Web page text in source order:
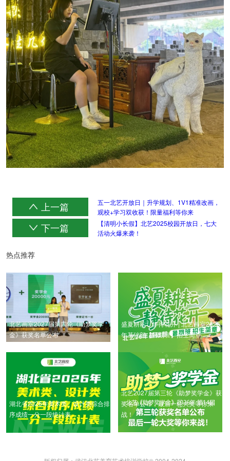
上一篇
五一北艺开放日｜升学规划、1V1精准改画，
观校+学习双收获！限量福利等你来
下一篇
【清明小长假】北艺2025校园开放日，七大
活动火爆来袭！
热点推荐
北艺画室2027届第四轮《助梦奖学
金》获奖名单公布
盛夏耕耘，静待花开 | 北艺画室2026
年基础部【暑期班】招生简章
湖北省2026年美术类、设计类综合排
序成绩一分一段统计表
北艺2027届第三轮《助梦奖学金》获
奖名单公布，最后一轮大奖等你来
战！